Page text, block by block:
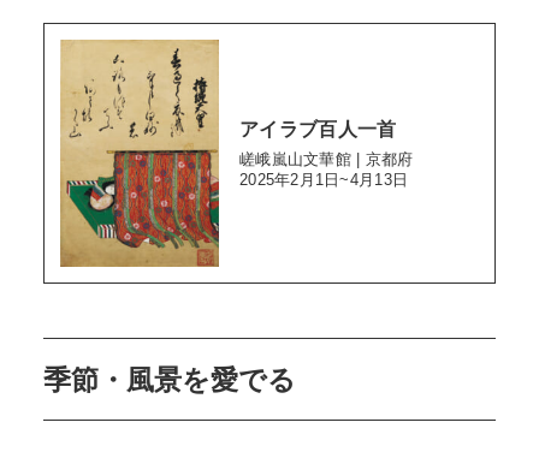
アイラブ百人一首
嵯峨嵐山文華館 | 京都府
2025年2月1日~4月13日
季節・風景を愛でる